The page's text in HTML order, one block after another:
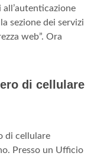
sezione dei servizi
web”. Ora
di cellulare
di cellulare
Presso un Ufficio